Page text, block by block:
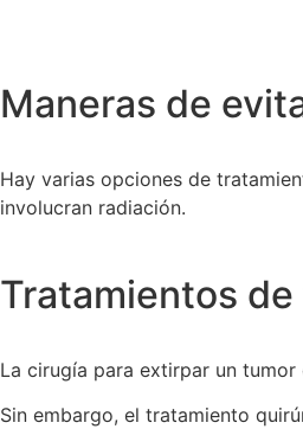
Maneras de
Hay varias opciones de
involucran radiación.
Tratamientos
La cirugía para extirpar un
Sin embargo, el tratamiento